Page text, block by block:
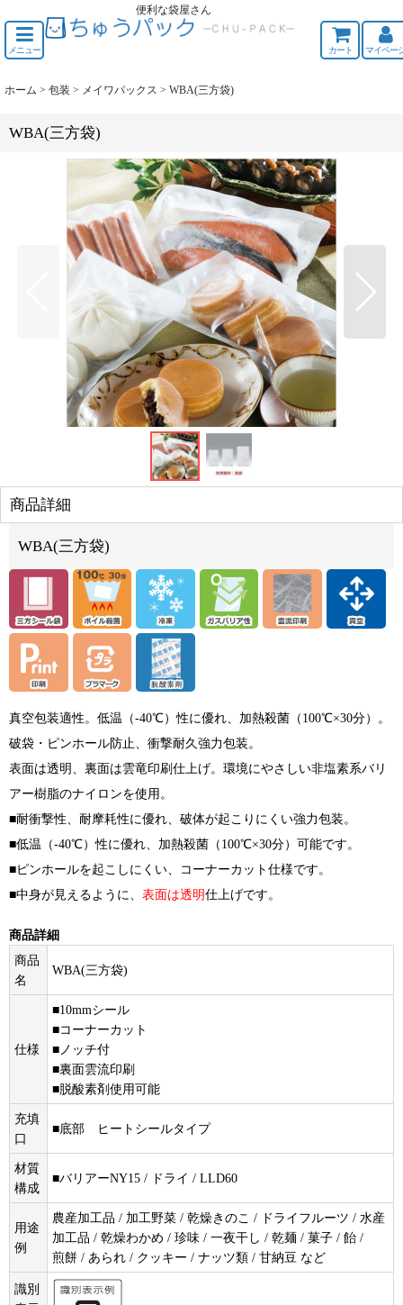
便利な袋屋さん
メニュー カート マイペー
ホーム > 包装 > メイワパックス > WBA(三方袋)
WBA(三方袋)
商品詳細
WBA(三方袋)
真空包装適性。低温（-40℃）性に優れ、加熱殺菌（100℃×30分）。
破袋・ピンホール防止、衝撃耐久強力包装。
表面は透明、裏面は雲竜印刷仕上げ。環境にやさしい非塩素系バリ
アー樹脂のナイロンを使用。
■耐衝撃性、耐摩耗性に優れ、破体が起こりにくい強力包装。
■低温（-40℃）性に優れ、加熱殺菌（100℃×30分）可能です。
■ピンホールを起こしにくい、コーナーカット仕様です。
■中身が見えるように、 表面は透明仕上げです。
商品詳細
商品
名
WBA(三方袋)
仕様
■10mmシール
■コーナーカット
■ノッチ付
■裏面雲流印刷
■脱酸素剤使用可能
充填
口
■底部 ヒートシールタイプ
材質
構成
■バリアーNY15 / ドライ / LLD60
用途
例
農産加工品 / 加工野菜 / 乾燥きのこ / ドライフルーツ / 水産
加工品 / 乾燥わかめ / 珍味 / 一夜干し / 乾麺 / 菓子 / 飴 /
煎餅 / あられ / クッキー / ナッツ類 / 甘納豆 など
識別